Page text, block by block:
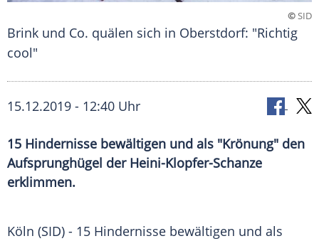
©SID
Brink und Co. quälen sich in Oberstdorf: "Richtig
cool"
15.12.2019 - 12:40 Uhr
15 Hindernisse bewältigen und als "Krönung" den
Aufsprunghügel der Heini-Klopfer-Schanze
erklimmen.
Köln (SID) - 15 Hindernisse bewältigen und als